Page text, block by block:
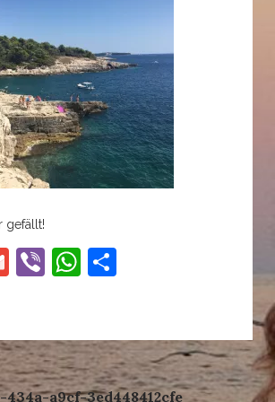
gefällt!
GmailViberWhatsApp
434a-a9cf-3ed448412cfe